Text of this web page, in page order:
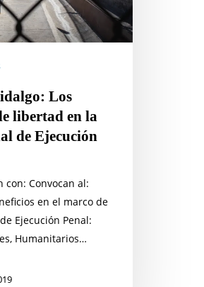
Los
libertad en la
de Ejecución
con: Convocan al:
en el marco de
Ejecución Penal:
Humanitarios…